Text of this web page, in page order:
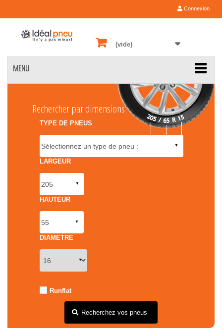
Connexion
(vide)
MENU
Rechercher par dimensions
TYPE DE PNEUS
LARGEUR
HAUTEUR
DIAMETRE
Runflat
Recherchez vos pneus